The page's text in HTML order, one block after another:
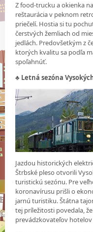
Z food-trucku a okienka
reštaurácia v peknom
priečelí. Hostia si tu
čerstvých žemliach od
jedlách. Predovšetkým z
ktorých kvalitu sa podľa
spoľahnúť.
♣ Letná sezóna
Jazdou historických
Štrbské pleso otvorili
turistickú sezónu. Pre
koronavírusu prišli o
jarnú turistiku. Štátna
tej príležitosti povedala,
prevádzkovateľov